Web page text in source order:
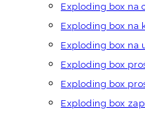
Exploding box na
Exploding box na
Exploding box na
Exploding box
Exploding box
Exploding box